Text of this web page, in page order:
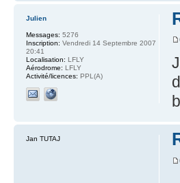
Julien
Messages: 5276
Inscription: Vendredi 14 Septembre 2007
20:41
Localisation: LFLY
Aérodrome: LFLY
Activité/licences: PPL(A)
Jan TUTAJ